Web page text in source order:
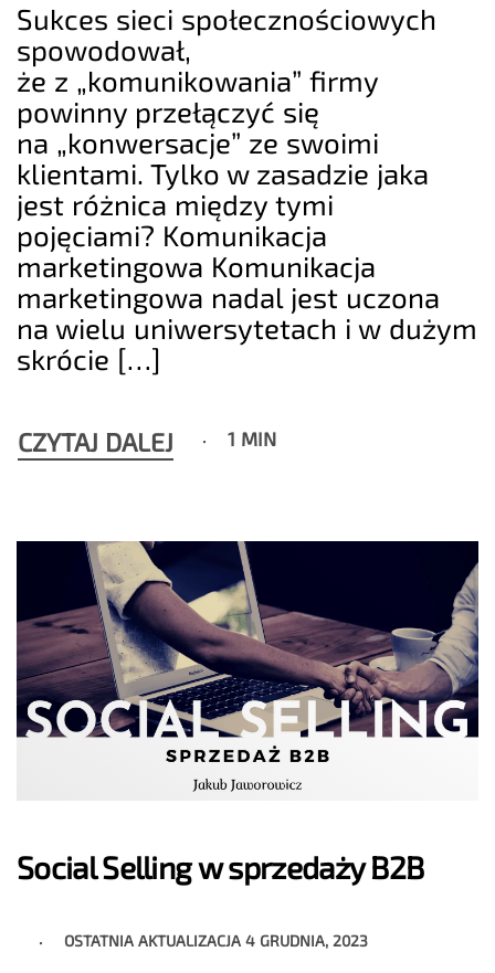
Sukces sieci społecznościowych
spowodował,
że z „komunikowania” firmy
powinny przełączyć się
na „konwersacje” ze swoimi
klientami. Tylko w zasadzie jaka
jest różnica między tymi
pojęciami? Komunikacja
marketingowa Komunikacja
marketingowa nadal jest uczona
na wielu uniwersytetach i w dużym
skrócie […]
CZYTAJ DALEJ 1 MIN
Social Selling w sprzedaży B2B
OSTATNIA AKTUALIZACJA4 GRUDNIA, 2023